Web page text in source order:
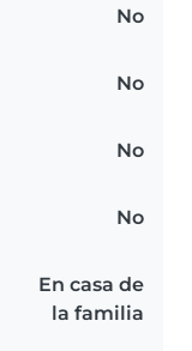
No
No
No
No
En casa de
la familia